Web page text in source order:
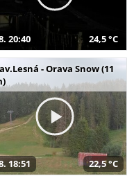
20:40 24,5 °C
- Orava Snow (11
18:51 22,5 °C